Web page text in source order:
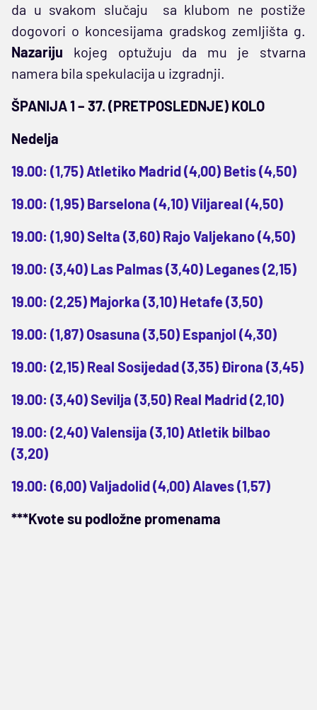
da u svakom slučaju sa klubom ne postiže
dogovori o koncesijama gradskog zemljišta g.
Nazariju kojeg optužuju da mu je stvarna
namera bila spekulacija u izgradnji.
ŠPANIJA 1 – 37. (PRETPOSLEDNJE) KOLO
Nedelja
19.00: (1,75) Atletiko Madrid (4,00) Betis (4,50)
19.00: (1,95) Barselona (4,10) Viljareal (4,50)
19.00: (1,90) Selta (3,60) Rajo Valjekano (4,50)
19.00: (3,40) Las Palmas (3,40) Leganes (2,15)
19.00: (2,25) Majorka (3,10) Hetafe (3,50)
19.00: (1,87) Osasuna (3,50) Espanjol (4,30)
19.00: (2,15) Real Sosijedad (3,35) Đirona (3,45)
19.00: (3,40) Sevilja (3,50) Real Madrid (2,10)
19.00: (2,40) Valensija (3,10) Atletik bilbao
(3,20)
19.00: (6,00) Valjadolid (4,00) Alaves (1,57)
***Kvote su podložne promenama